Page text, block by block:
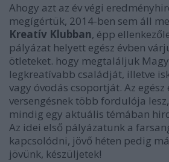
Ahogy azt az év végi
megígértük, 2014-ben sem áll
Kreatív Klubban, épp
pályázat helyett egész évben
ötleteket. hogy megtaláljuk
legkreatívabb családját, illetve
vagy óvodás csoportját. Az egész
versengésnek több fordulója
mindig egy aktuális témában
Az idei első pályázatunk a
kapcsolódni, jövő héten pedig
jövünk, készüljetek!